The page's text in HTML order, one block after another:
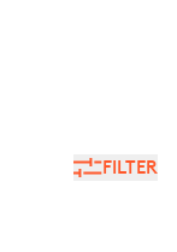
FILTER